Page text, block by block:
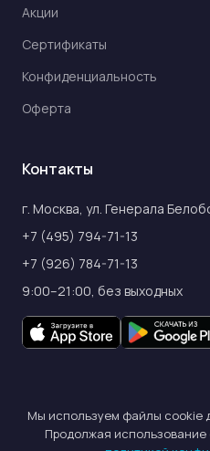
Акции
Сертификаты
Конфиденциальность
Оферта
Контакты
г. Москва, ул. Генерала
+7 (495) 794-71-13
+7 (926) 784-71-13
9:00–21:00, без выходных
© 2026 Фемели клуб. ИП
ОГРНИП
Мы используем файлы cookie
Продолжая